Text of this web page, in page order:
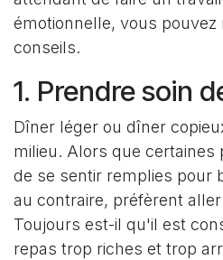
émotionnelle, vous
conseils.
1. Prendre soin
Dîner léger ou dîner
milieu. Alors que certaines
de se sentir remplies pour
au contraire, préfèrent
Toujours est-il qu'il est
repas trop riches et trop